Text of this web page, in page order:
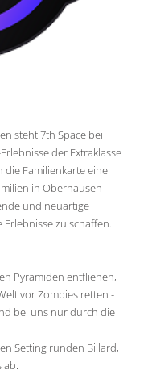
steht 7th Space bei
der Extraklasse
die Familienkarte eine
in Oberhausen
und neuartige
zu schaffen.
Pyramiden entfliehen,
vor Zombies retten -
bei uns nur durch die
Setting runden Billard,
ab.